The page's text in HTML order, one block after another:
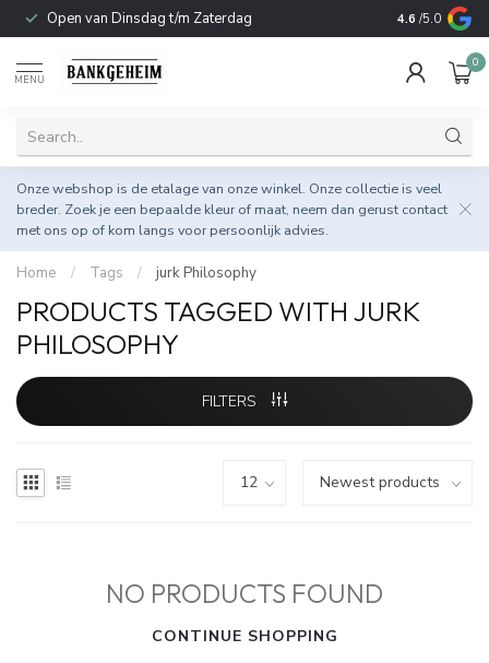
Open van Dinsdag t/m Zaterdag Duurzame &
4.6 /5.0
MENU
0
Onze webshop is de etalage van onze winkel. Onze collectie is veel
breder. Zoek je een bepaalde kleur of maat, neem dan gerust contact
met ons op of kom langs voor persoonlijk advies.
Home / Tags / jurk Philosophy
PRODUCTS TAGGED WITH JURK
PHILOSOPHY
FILTERS
NO PRODUCTS FOUND
CONTINUE SHOPPING